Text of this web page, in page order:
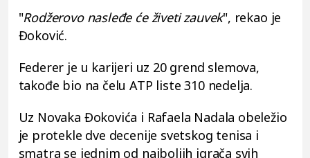
"Rodžerovo nasleđe će živeti zauvek", rekao je
Đoković.
Federer je u karijeri uz 20 grend slemova,
takođe bio na čelu ATP liste 310 nedelja.
Uz Novaka Đokovića i Rafaela Nadala obeležio
je protekle dve decenije svetskog tenisa i
smatra se jednim od najboljih igrača svih